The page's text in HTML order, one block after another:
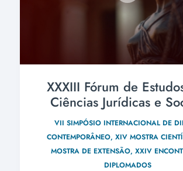
XXXIII Fórum de
Ciências Jurídicas e
VII SIMPÓSIO INTERNACIONAL DE
CONTEMPORÂNEO, XIV MOSTRA
MOSTRA DE EXTENSÃO, XXIV
DIPLOMADOS